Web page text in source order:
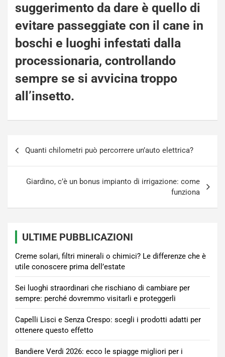
suggerimento da dare è quello di
evitare passeggiate con il cane in
boschi e luoghi infestati dalla
processionaria, controllando
sempre se si avvicina troppo
all’insetto.
articoli
Quanti chilometri può percorrere un’auto elettrica?
Giardino, c’è un bonus impianto di irrigazione: come
funziona
ULTIME PUBBLICAZIONI
Creme solari, filtri minerali o chimici? Le differenze che è
utile conoscere prima dell’estate
Sei luoghi straordinari che rischiano di cambiare per
sempre: perché dovremmo visitarli e proteggerli
Capelli Lisci e Senza Crespo: scegli i prodotti adatti per
ottenere questo effetto
Bandiere Verdi 2026: ecco le spiagge migliori per i